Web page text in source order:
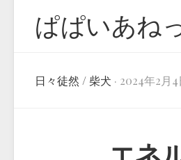
ぱぱいあね
日々徒然 / 柴犬 · 2024年2月4